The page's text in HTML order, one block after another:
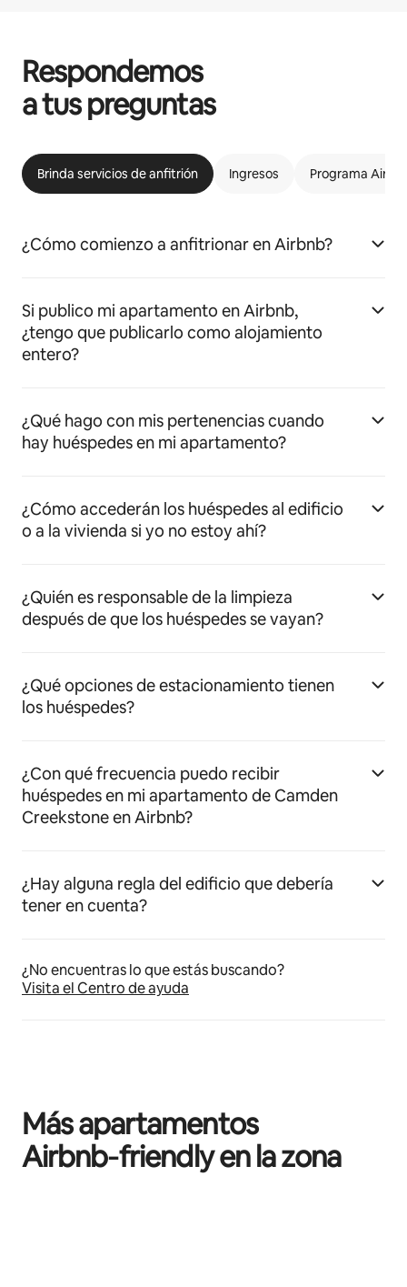
Respondemos
a tus preguntas
Brinda servicios de anfitrión Ingresos Programa
¿Cómo comienzo a anfitrionar en Airbnb?
Si publico mi apartamento en Airbnb,
¿tengo que publicarlo como alojamiento
entero?
¿Qué hago con mis pertenencias cuando
hay huéspedes en mi apartamento?
¿Cómo accederán los huéspedes al edificio
o a la vivienda si yo no estoy ahí?
¿Quién es responsable de la limpieza
después de que los huéspedes se vayan?
¿Qué opciones de estacionamiento tienen
los huéspedes?
¿Con qué frecuencia puedo recibir
huéspedes en mi apartamento de Camden
Creekstone en Airbnb?
¿Hay alguna regla del edificio que debería
tener en cuenta?
¿No encuentras lo que estás buscando?
Visita el Centro de ayuda
Más apartamentos
Airbnb‑friendly en la zona